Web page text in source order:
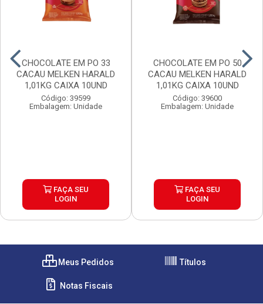
CHOCOLATE EM PO 33
CACAU MELKEN HARALD
1,01KG CAIXA 10UND
Código: 39599
Embalagem: Unidade
FAÇA SEU
LOGIN
CHOCOLATE EM PO 50
CACAU MELKEN HARALD
1,01KG CAIXA 10UND
Código: 39600
Embalagem: Unidade
FAÇA SEU
LOGIN
Meus Pedidos Títulos
Notas Fiscais